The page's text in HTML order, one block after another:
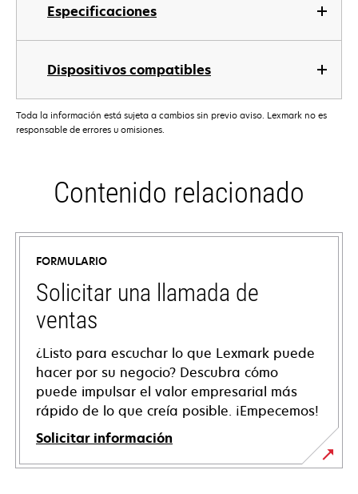
Especificaciones
Dispositivos compatibles
Toda la información está sujeta a cambios sin previo aviso. Lexmark no es
responsable de errores u omisiones.
Contenido relacionado
FORMULARIO
Solicitar una llamada de
ventas
¿Listo para escuchar lo que Lexmark puede
hacer por su negocio? Descubra cómo
puede impulsar el valor empresarial más
rápido de lo que creía posible. ¡Empecemos!
Solicitar información